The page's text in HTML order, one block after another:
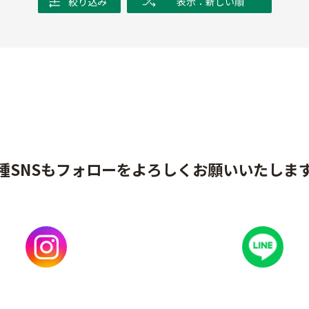
SNSもフォローをよろしくお願いいたしま